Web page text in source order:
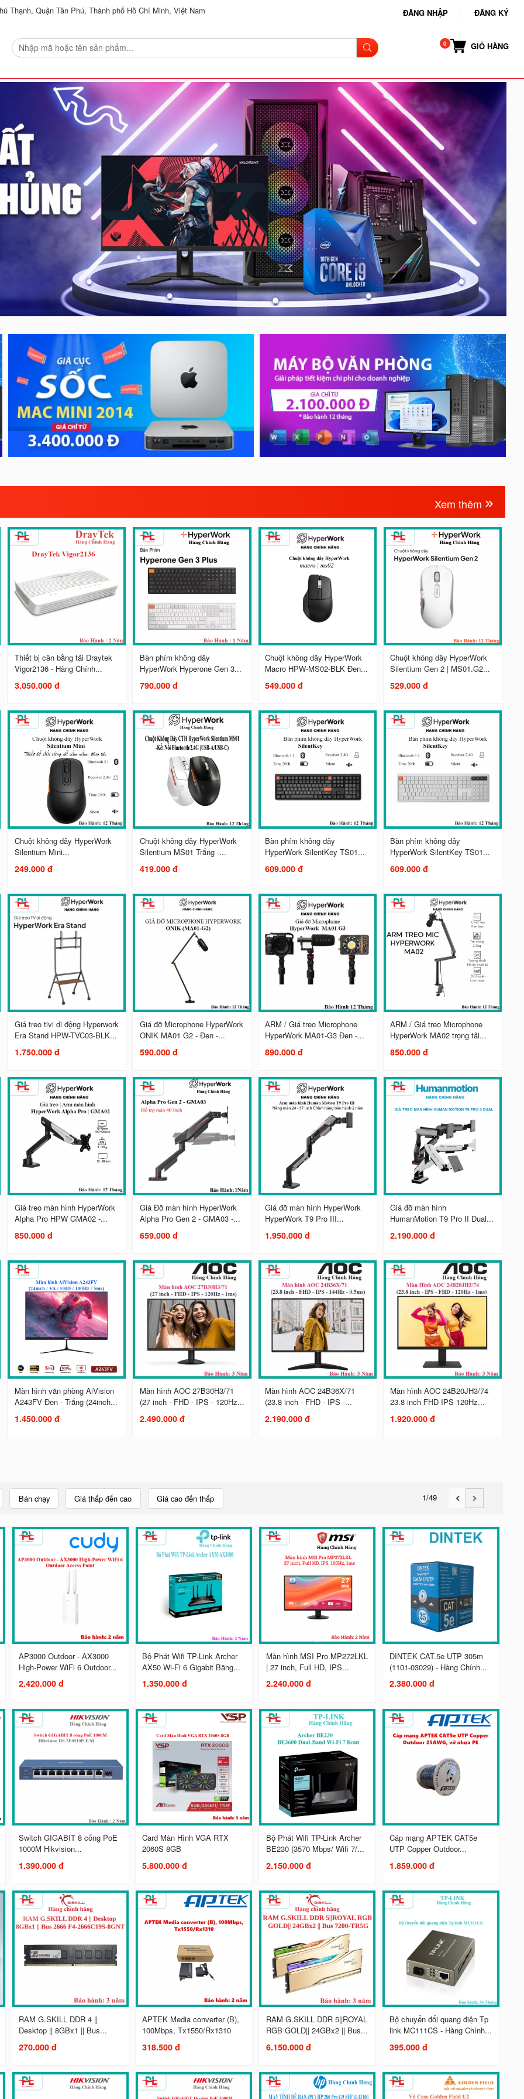
Thạnh, Quận Tân Phú, Thành phố Hồ Chí Minh, Việt Nam ĐĂNG NHẬP ĐĂNG KÝ
GIỎ HÀNG
Xem thêm
Thiết bị cân bằng tải Draytek
Vigor2136 - Hàng Chính...
3.050.000 đ
Bàn phím không dây
HyperWork Hyperone Gen 3...
790.000 đ
Chuột không dây HyperWork
Macro HPW-MS02-BLK Đen...
549.000 đ
Chuột không dây HyperWork
Silentium Gen 2 | MS01.G2...
529.000 đ
Chuột không dây HyperWork
Silentium Mini...
249.000 đ
Chuột không dây HyperWork
Silentium MS01 Trắng -...
419.000 đ
Bàn phím không dây
HyperWork SilentKey TS01...
609.000 đ
Bàn phím không dây
HyperWork SilentKey TS01...
609.000 đ
Giá treo tivi di động Hyperwork
Era Stand HPW-TVC03-BLK...
1.750.000 đ
Giá đỡ Microphone HyperWork
ONIK MA01 G2 - Đen -...
590.000 đ
ARM / Giá treo Microphone
HyperWork MA01-G3 Đen -...
890.000 đ
ARM / Giá treo Microphone
HyperWork MA02 trọng tải...
850.000 đ
Giá treo màn hình HyperWork
Alpha Pro HPW GMA02 -...
850.000 đ
Giá Đỡ màn hình HyperWork
Alpha Pro Gen 2 - GMA03 -...
659.000 đ
Giá đỡ màn hình HyperWork
HyperWork T9 Pro III...
1.950.000 đ
Giá đỡ màn hình
HumanMotion T9 Pro II Dual...
2.190.000 đ
Màn hình văn phòng AiVision
A243FV Đen - Trắng (24inch...
1.450.000 đ
Màn hình AOC 27B30H3/71
(27 inch - FHD - IPS - 120Hz...
2.490.000 đ
Màn hình AOC 24B36X/71
(23.8 inch - FHD - IPS -...
2.190.000 đ
Màn hình AOC 24B20JH3/74
23.8 inch FHD IPS 120Hz...
1.920.000 đ
Bán chạy Giá thấp đến cao Giá cao đến thấp 1/49
AP3000 Outdoor - AX3000
High-Power WiFi 6 Outdoor...
2.420.000 đ
Bộ Phát Wifi TP-Link Archer
AX50 Wi-Fi 6 Gigabit Băng...
1.350.000 đ
Màn hình MSI Pro MP272LKL
| 27 inch, Full HD, IPS...
2.240.000 đ
DINTEK CAT.5e UTP 305m
(1101-03029) - Hàng Chính...
2.380.000 đ
Switch GIGABIT 8 cổng PoE
1000M Hikvision...
1.390.000 đ
Card Màn Hình VGA RTX
2060S 8GB
5.800.000 đ
Bộ Phát Wifi TP-Link Archer
BE230 (3570 Mbps/ Wifi 7/...
2.150.000 đ
Cáp mạng APTEK CAT5e
UTP Copper Outdoor...
1.859.000 đ
RAM G.SKILL DDR 4 ||
Desktop || 8GBx1 || Bus...
270.000 đ
APTEK Media converter (B),
100Mbps, Tx1550/Rx1310
318.500 đ
RAM G.SKILL DDR 5||ROYAL
RGB GOLD|| 24GBx2 || Bus...
6.150.000 đ
Bộ chuyển đổi quang điện Tp
link MC111CS - Hàng Chính...
395.000 đ